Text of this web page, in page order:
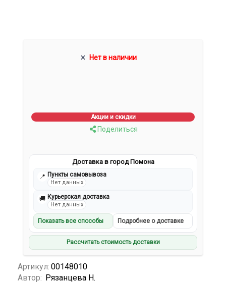
Нет в наличии
Акции и скидки
Поделиться
Доставка в город Помона
📍 Пункты самовывоза
Нет данных
🚚 Курьерская доставка
Нет данных
Показать все способы Подробнее о доставке
Рассчитать стоимость доставки
Артикул: 00148010
Автор: Рязанцева Н.